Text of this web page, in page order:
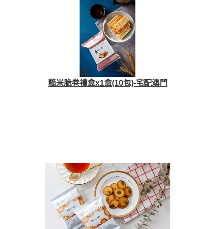
糙米脆卷禮盒x1盒(10包)-宅配澳門